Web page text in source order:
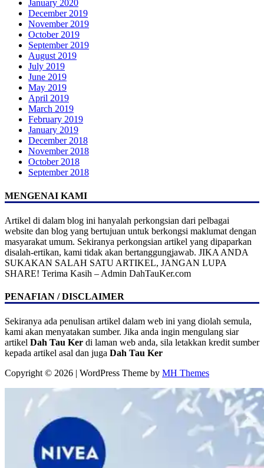
January 2020
December 2019
November 2019
October 2019
September 2019
August 2019
July 2019
June 2019
May 2019
April 2019
March 2019
February 2019
January 2019
December 2018
November 2018
October 2018
September 2018
MENGENAI KAMI
Artikel di dalam blog ini hanyalah perkongsian dari pelbagai
website dan blog yang bertujuan untuk berkongsi maklumat dengan
masyarakat umum. Sekiranya perkongsian artikel yang dipaparkan
disalah-ertikan, kami tidak akan bertanggungjawab. JIKA ANDA
SUKAKAN SALAH SATU ARTIKEL, JANGAN LUPA
SHARE! Terima Kasih – Admin DahTauKer.com
PENAFIAN / DISCLAIMER
Sekiranya ada penulisan artikel dalam web ini yang diolah semula,
kami akan menyatakan sumber. Jika anda ingin mengulang siar
artikel Dah Tau Ker di laman web anda, sila letakkan kredit sumber
kepada artikel asal dan juga Dah Tau Ker
Copyright © 2026 | WordPress Theme by MH Themes